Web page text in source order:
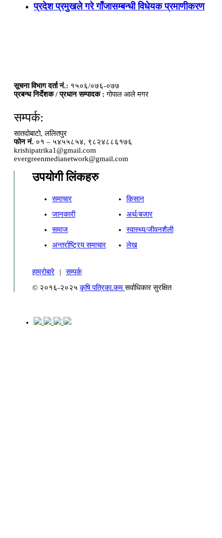
प्रदेश प्रमुखले गरे गाँजासम्बन्धी विधेयक प्रमाणीकरण
सूचना विभाग दर्ता नं.: १५०६/०७६-०७७
प्रबन्ध निर्देशक / प्रधान सम्पादक : गोपाल आले मगर
सम्पर्क:
सातदोबाटो, ललितपुर
फोन नं. ०१ – ५४५५८५४, ९८२४८८६१७६
krishipatrika1@gmail.com
evergreenmedianetwork@gmail.com
उपयोगी लिंकहरु
समाचार
किसान
जानकारी
अर्थ/बजार
समाज
स्वास्थ्य/जीवनशैली
अन्तर्राष्ट्रिय समाचार
लेख
हाम्रोबारे |
सम्पर्क
© २०१६-२०२५कृषि पत्रिका.कमसर्वाधिकार सुरक्षित